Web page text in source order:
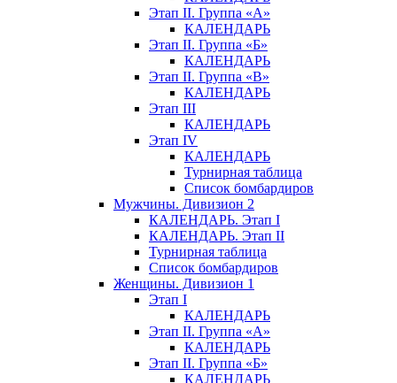
Этап II. Группа «А»
КАЛЕНДАРЬ
Этап II. Группа «Б»
КАЛЕНДАРЬ
Этап II. Группа «В»
КАЛЕНДАРЬ
Этап III
КАЛЕНДАРЬ
Этап IV
КАЛЕНДАРЬ
Турнирная таблица
Список бомбардиров
Мужчины. Дивизион 2
КАЛЕНДАРЬ. Этап I
КАЛЕНДАРЬ. Этап II
Турнирная таблица
Список бомбардиров
Женщины. Дивизион 1
Этап I
КАЛЕНДАРЬ
Этап II. Группа «А»
КАЛЕНДАРЬ
Этап II. Группа «Б»
КАЛЕНДАРЬ